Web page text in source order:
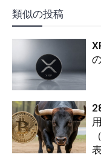
類似の投稿